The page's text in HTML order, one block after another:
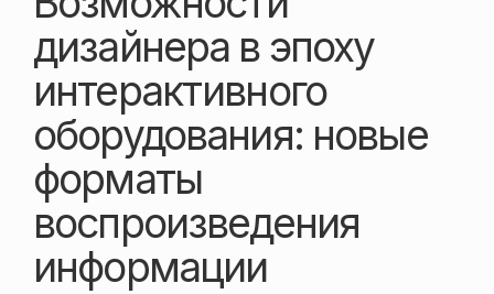
дизайнера в эпоху
интерактивного
оборудования: новые
форматы
воспроизведения
информации